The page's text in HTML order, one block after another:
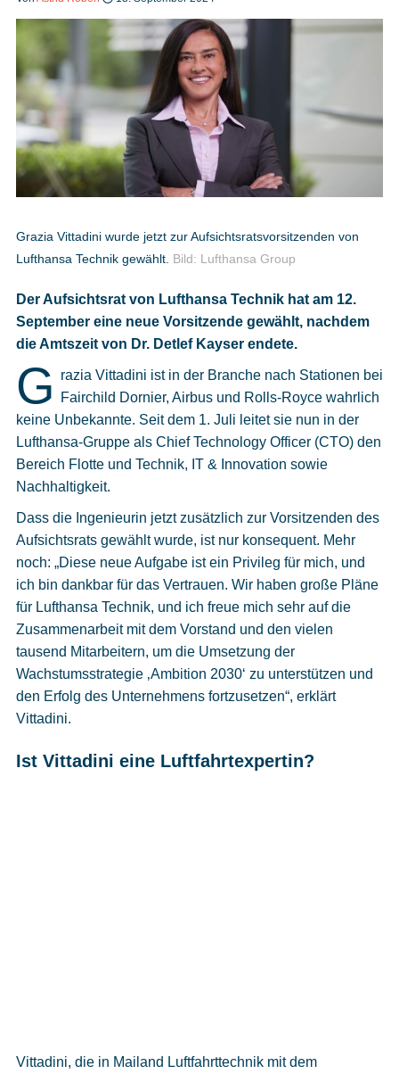
Heft bestellen
Digitale Ausgabe
Podcast
Impressum
Mediadaten
Cookies
Datenschutzeinstellungen
Grazia Vittadini wurde jetzt zur Aufsichtsratsvorsitzenden von
Lufthansa Technik gewählt. Bild: Lufthansa Group
Der Aufsichtsrat von Lufthansa Technik hat am 12.
September eine neue Vorsitzende gewählt, nachdem
die Amtszeit von Dr. Detlef Kayser endete.
G
razia Vittadini ist in der Branche nach Stationen bei
Fairchild Dornier, Airbus und Rolls-Royce wahrlich
keine Unbekannte. Seit dem 1. Juli leitet sie nun in der
Lufthansa-Gruppe als Chief Technology Officer (CTO) den
Bereich Flotte und Technik, IT & Innovation sowie
Nachhaltigkeit.
Dass die Ingenieurin jetzt zusätzlich zur Vorsitzenden des
Aufsichtsrats gewählt wurde, ist nur konsequent. Mehr
noch: „Diese neue Aufgabe ist ein Privileg für mich, und
ich bin dankbar für das Vertrauen. Wir haben große Pläne
für Lufthansa Technik, und ich freue mich sehr auf die
Zusammenarbeit mit dem Vorstand und den vielen
tausend Mitarbeitern, um die Umsetzung der
Wachstumsstrategie ‚Ambition 2030‘ zu unterstützen und
den Erfolg des Unternehmens fortzusetzen“, erklärt
Vittadini.
Ist Vittadini eine Luftfahrtexpertin?
Vittadini, die in Mailand Luftfahrttechnik mit dem